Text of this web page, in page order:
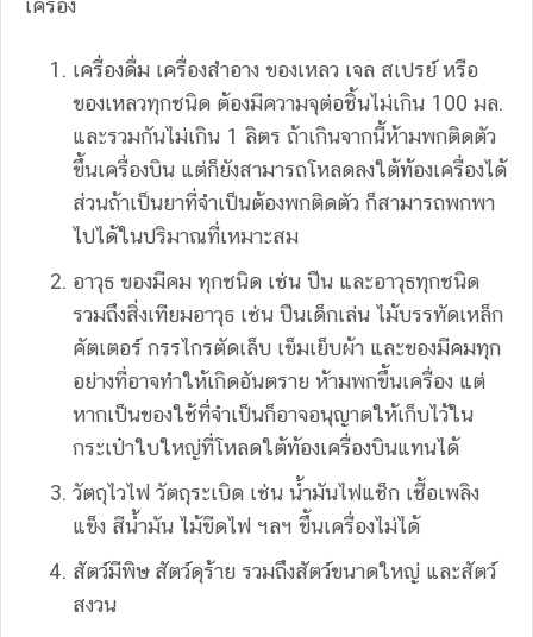
เครื่อง
เครื่องดื่ม เครื่องสำอาง ของเหลว เจล สเปรย์ หรือ
ของเหลวทุกชนิด ต้องมีความจุต่อชิ้นไม่เกิน 100 มล.
และรวมกันไม่เกิน 1 ลิตร ถ้าเกินจากนี้ห้ามพกติดตัว
ขึ้นเครื่องบิน แต่ก็ยังสามารถโหลดลงใต้ท้องเครื่องได้
ส่วนถ้าเป็นยาที่จำเป็นต้องพกติดตัว ก็สามารถพกพา
ไปได้ในปริมาณที่เหมาะสม
อาวุธ ของมีคม ทุกชนิด เช่น ปืน และอาวุธทุกชนิด
รวมถึงสิ่งเทียมอาวุธ เช่น ปืนเด็กเล่น ไม้บรรทัดเหล็ก
คัตเตอร์ กรรไกรตัดเล็บ เข็มเย็บผ้า และของมีคมทุก
อย่างที่อาจทำให้เกิดอันตราย ห้ามพกขึ้นเครื่อง แต่
หากเป็นของใช้ที่จำเป็นก็อาจอนุญาตให้เก็บไว้ใน
กระเป๋าใบใหญ่ที่โหลดใต้ท้องเครื่องบินแทนได้
วัตถุไวไฟ วัตถุระเบิด เช่น น้ำมันไฟแช็ก เชื้อเพลิง
แข็ง สีน้ำมัน ไม้ขีดไฟ ฯลฯ ขึ้นเครื่องไม่ได้
สัตว์มีพิษ สัตว์ดุร้าย รวมถึงสัตว์ขนาดใหญ่ และสัตว์
สงวน